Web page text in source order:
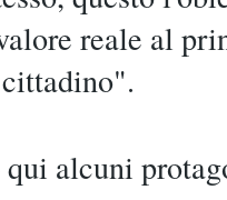
reale al
alcuni